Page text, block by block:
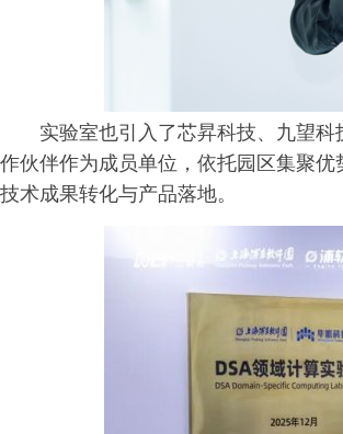
实验室也引入了芯昇科技、九望
作伙伴作为成员单位，依托园区集聚
技术成果转化与产品落地。